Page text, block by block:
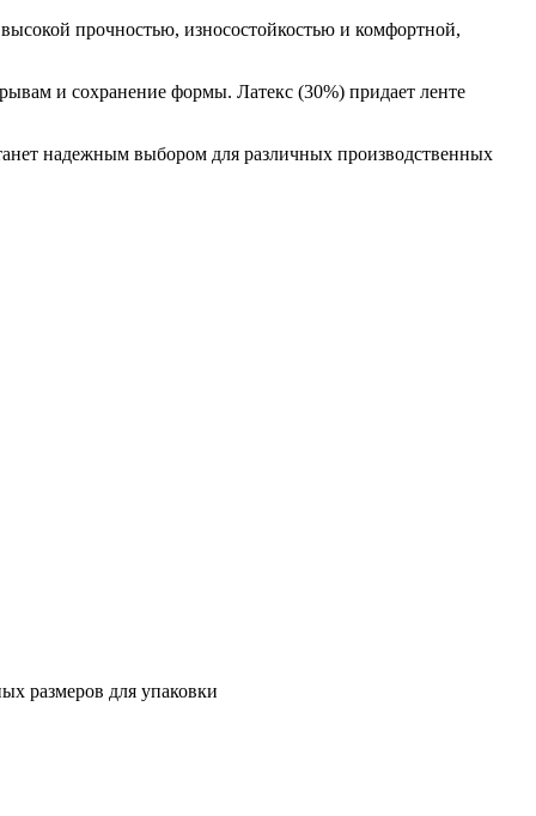
прочностью, износостойкостью и комфортной,
и сохранение формы. Латекс (30%) придает ленте
надежным выбором для различных производственных
размеров для упаковки